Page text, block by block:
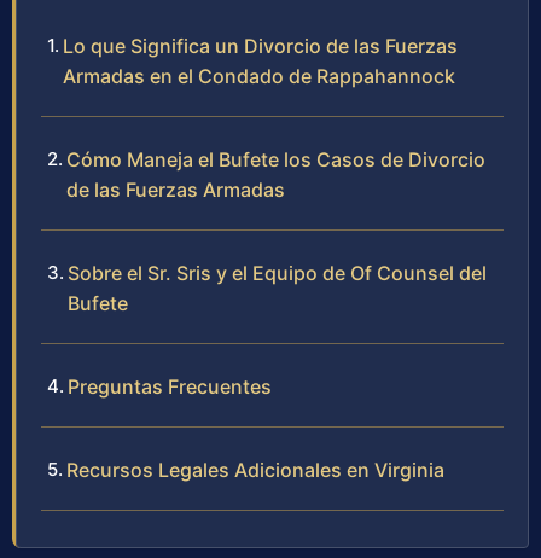
Lo que Significa un Divorcio de las Fuerzas
Armadas en el Condado de Rappahannock
Cómo Maneja el Bufete los Casos de Divorcio
de las Fuerzas Armadas
Sobre el Sr. Sris y el Equipo de Of Counsel del
Bufete
Preguntas Frecuentes
Recursos Legales Adicionales en Virginia